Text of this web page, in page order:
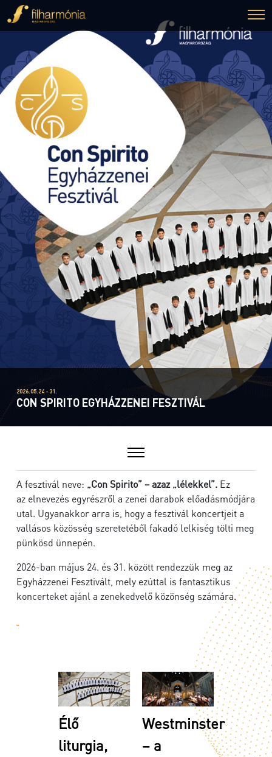
2026.05.24 - 31.
CON SPIRITO EGYHÁZZENEI FESZTIVÁL
A fesztivál neve: „Con Spirito” – azaz „lélekkel”. Ez
az elnevezés egyrészről a zenei darabok előadásmódjára
utal. Ugyanakkor arra is, hogy a fesztivál koncertjeit a
vallásos közösség szeretetéből fakadó lelkiség tölti meg
pünkösd ünnepén.
2026-ban május 24. és 31. között rendezzük meg az
Egyházzenei Fesztivált, mely ezúttal is fantasztikus
koncerteket ajánl a zenekedvelő közönség számára.
Élő
liturgia,
Westminster
– a